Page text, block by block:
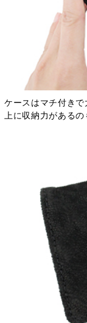
ケースはマチ付き
上に収納力があるの